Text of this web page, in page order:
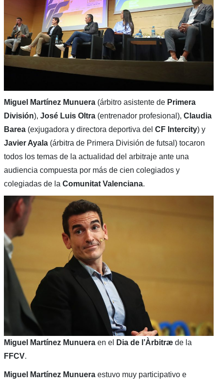
Miguel Martínez Munuera(árbitro asistente de Primera
División), José Luis Oltra(entrenador profesional), Claudia
Barea(exjugadora y directora deportiva del CF Intercity) y
Javier Ayala(árbitra de Primera División de futsal) tocaron
todos los temas de la actualidad del arbitraje ante una
audiencia compuesta por más de cien colegiados y
colegiadas de la Comunitat Valenciana.
Miguel Martínez Munueraen el Dia de l’Àrbitræde la
FFCV.
Miguel Martínez Munueraestuvo muy participativo e